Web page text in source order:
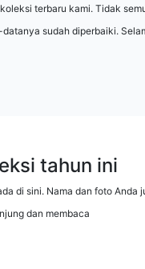
terbaru kami. Tidak
sudah diperbaiki.
tahun ini
di sini. Nama dan foto Anda
dan membaca